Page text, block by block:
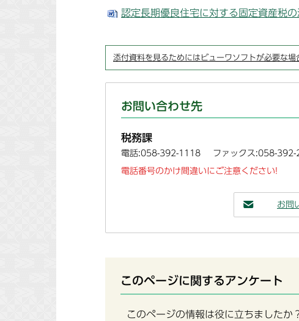
認定長期優良住宅に対する固定資産税
添付資料を見るためにはビューワソフトが必要な
お問い合わせ先
税務課
電話:058-392-1118 ファックス:058-
電話番号のかけ間違いにご注意ください!
お問
このページに関するアンケート
このページの情報は役に立ちましたか